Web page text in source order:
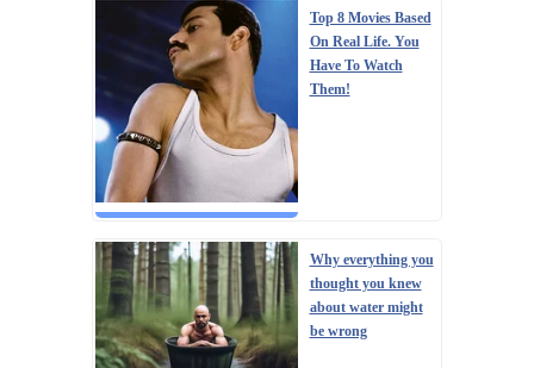
Top 8 Movies Based
On Real Life. You
Have To Watch
Them!
Why everything you
thought you knew
about water might
be wrong